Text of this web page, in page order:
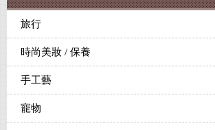
旅行
時尚美妝 / 保養
手工藝
寵物